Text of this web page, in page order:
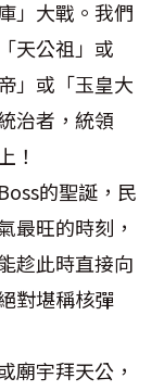
」大戰。我們
天公祖」或
」或「玉皇大
治者，統領
！
的聖誕，民
最旺的時刻，
趁此時直接向
對堪稱核彈
廟宇拜天公，